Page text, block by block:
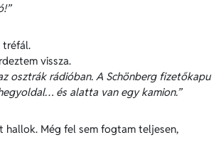
tréfál.
vissza.
osztrák rádióban. A Schönberg fizetőkapu
és alatta van egy kamion.”
hallok. Még fel sem fogtam teljesen,